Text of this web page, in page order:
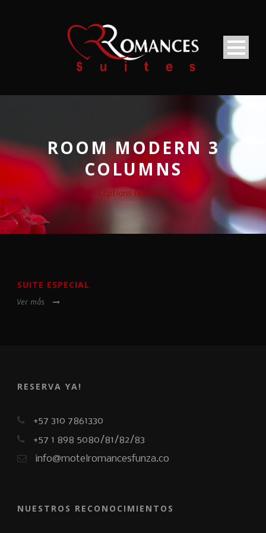
ROOM MODERN 3
COLUMNS
Captions line here
SUITE ESPECIAL
Ver más
RESERVA YA!
+57 310 7861330
+57 1 898 5080/81/82/83
info@motelromancesfunza.co
NUESTROS RECONOCIMIENTOS